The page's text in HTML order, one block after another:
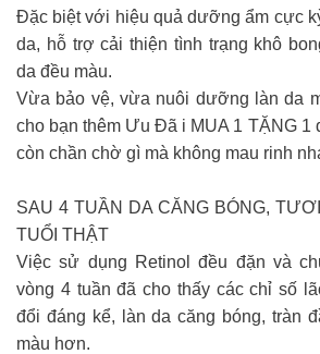
Đặc biệt với hiệu quả dưỡng ẩm cực
da, hỗ trợ cải thiện tình trạng khô
da đều màu.
Vừa bảo vệ, vừa nuôi dưỡng làn da
cho bạn thêm Ưu Đã i MUA 1 TẶNG 1
còn chần chờ gì mà không mau rinh
SAU 4 TUẦN DA CĂNG BÓNG,
TUỔI THẬT
Việc sử dụng Retinol đều đặn và
vòng 4 tuần đã cho thấy các chỉ số
đổi đáng kể, làn da căng bóng, tràn
màu hơn.